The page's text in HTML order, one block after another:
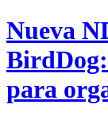
Nueva
para